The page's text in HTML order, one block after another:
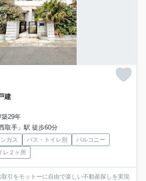
建
29年
取手」駅 徒歩60分
ガス バス・トイレ別
バルコニー
レ２ヶ所
取引をモットーに自由で楽しい不動産探しを実現